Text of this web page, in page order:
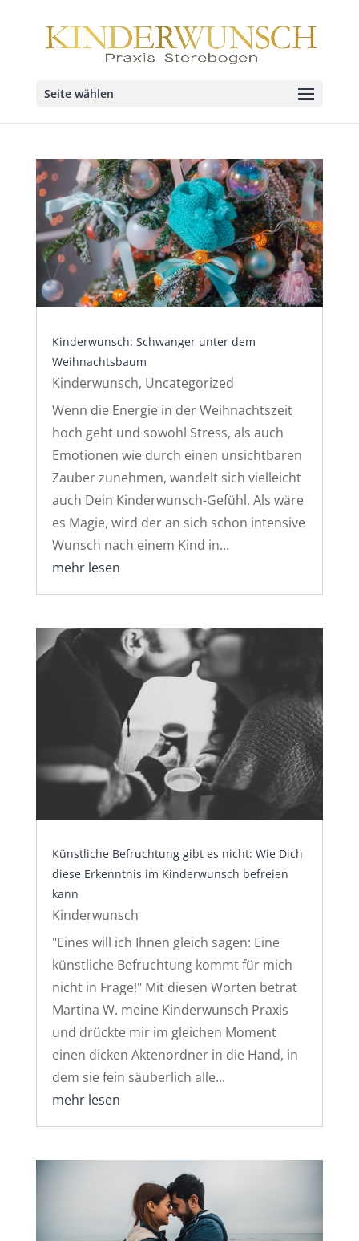
Seite wählen
Kinderwunsch: Schwanger unter dem
Weihnachtsbaum
Kinderwunsch, Uncategorized
Wenn die Energie in der Weihnachtszeit
hoch geht und sowohl Stress, als auch
Emotionen wie durch einen unsichtbaren
Zauber zunehmen, wandelt sich vielleicht
auch Dein Kinderwunsch-Gefühl. Als wäre
es Magie, wird der an sich schon intensive
Wunsch nach einem Kind in...
mehr lesen
Künstliche Befruchtung gibt es nicht: Wie Dich
diese Erkenntnis im Kinderwunsch befreien
kann
Kinderwunsch
"Eines will ich Ihnen gleich sagen: Eine
künstliche Befruchtung kommt für mich
nicht in Frage!" Mit diesen Worten betrat
Martina W. meine Kinderwunsch Praxis
und drückte mir im gleichen Moment
einen dicken Aktenordner in die Hand, in
dem sie fein säuberlich alle...
mehr lesen